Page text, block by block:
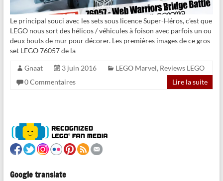
Le principal souci avec les sets sous licence Super-Héros, c’est que
LEGO nous sort des hélicos / véhicules à foison avec parfois un ou
deux bouts de mur pour décorer. Les premières images de ce gros
set LEGO 76057 de la
Gnaat 3 juin 2016 LEGO Marvel, Reviews LEGO
0 Commentaires
Lire la suite
Google translate